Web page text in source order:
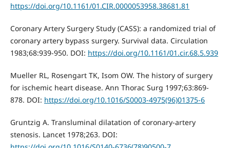
https://doi.org/10.1161/01.CIR.0000053958.38681.81
Coronary Artery Surgery Study (CASS): a randomized trial of
coronary artery bypass surgery. Survival data. Circulation
1983;68:939-950. DOI: https://doi.org/10.1161/01.cir.68.5.939
Mueller RL, Rosengart TK, Isom OW. The history of surgery
for ischemic heart disease. Ann Thorac Surg 1997;63:869-
878. DOI: https://doi.org/10.1016/S0003-4975(96)01375-6
Gruntzig A. Transluminal dilatation of coronary-artery
stenosis. Lancet 1978;263. DOI: